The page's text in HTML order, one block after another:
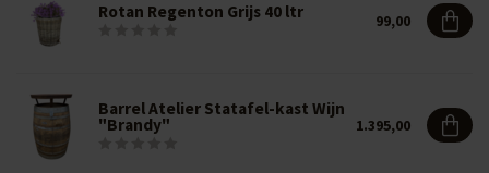
Rotan Regenton Grijs 40 ltr 99,00
Barrel Atelier Statafel-kast Wijn
"Brandy" 1.395,00